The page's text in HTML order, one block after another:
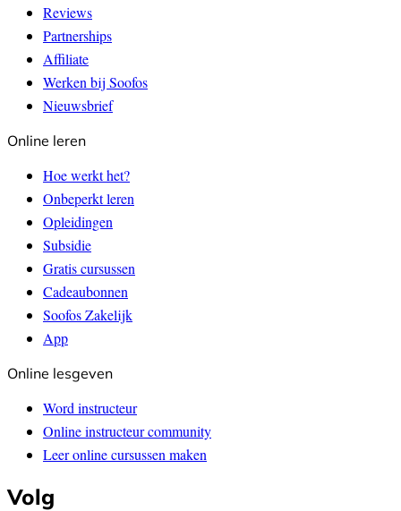
Reviews
Partnerships
Affiliate
Werken bij Soofos
Nieuwsbrief
Online leren
Hoe werkt het?
Onbeperkt leren
Opleidingen
Subsidie
Gratis cursussen
Cadeaubonnen
Soofos Zakelijk
App
Online lesgeven
Word instructeur
Online instructeur community
Leer online cursussen maken
Volg